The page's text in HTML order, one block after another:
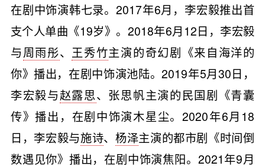
在剧中饰演韩七录。2017年6月，李宏毅推出首
支个人单曲《19岁》。2018年6月12日，李宏毅
与周雨彤、 王秀竹主演的奇幻剧《来自海洋的
你》播出，在剧中饰演池陆。2019年5月30日，
李宏毅与赵露思、张思帆主演的民国剧《青囊
传》播出，在剧中饰演木星尘。2020年6月18
日，李宏毅与施诗、 杨泽主演的都市剧《时间倒
数遇见你》播出，在剧中饰演焦阳。2021年9月